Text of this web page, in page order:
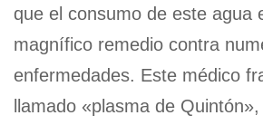
que el consumo de este agua
magnífico remedio contra
enfermedades. Este médico
llamado «plasma de